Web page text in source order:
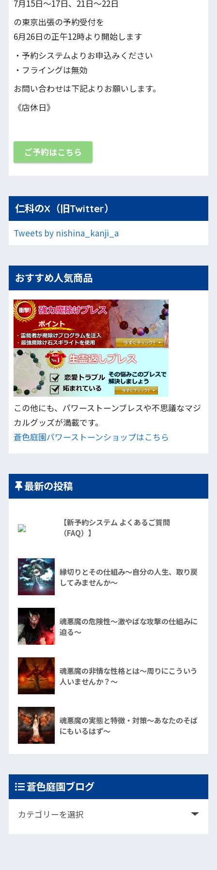
7月15日〜17日、21日～22日
の東京出張の予約受付を
6月26日の正午12時より開始します
・予約システムよりお申込みください
・フライングは無効
お問い合わせは下記よりお願いします。
《店休日》
ご予約はこちら
仁科のX（旧Twitter）
Tweets by nishina_kanji_a
おすすめ人気商品
この他にも、パワーストーンブレスや不思議なマジ
カルグッズが満載です。
蒼色庭園パワーストーンショップはこちら
最新の投稿
【新予約システム よくあるご質問
（FAQ）】
縁切りとその仕組み～自分の人生、取り戻
してみませんか～
魂悪魔の危険性～激やばな攻撃の仕組みに
迫る～
魂悪魔の非情な性格とは～周りにこういう
人いませんか？～
魂悪魔の実態と特徴・対策～あなたのそば
にもいるはず～
蒼色庭園ブログ